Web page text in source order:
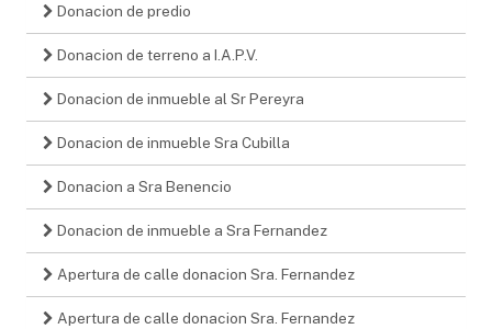
Donacion de predio
Donacion de terreno a I.A.P.V.
Donacion de inmueble al Sr Pereyra
Donacion de inmueble Sra Cubilla
Donacion a Sra Benencio
Donacion de inmueble a Sra Fernandez
Apertura de calle donacion Sra. Fernandez
Apertura de calle donacion Sra. Fernandez